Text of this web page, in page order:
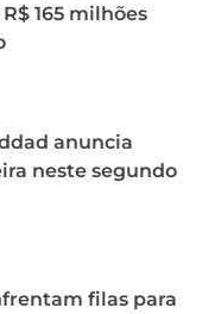
165 milhões
anuncia
neste segundo
filas para